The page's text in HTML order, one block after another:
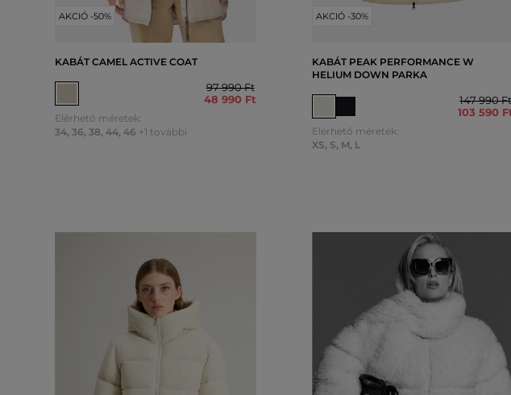
AKCIÓ -50%
KABÁT CAMEL ACTIVE COAT
97 990 Ft
48 990 Ft
Elérhető méretek:
34, 36, 38, 44, 46 +1 további
AKCIÓ -30%
KABÁT PEAK PERFORMANCE W
HELIUM DOWN PARKA
147 990
103 590
Elérhető méretek:
XS, S, M, L